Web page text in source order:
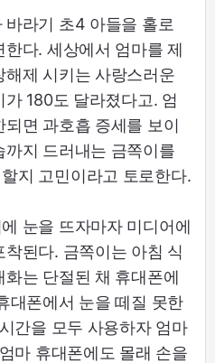
라기 초4 아들을 홀로
다. 세상에서 엄마를 제
제 시키는 사랑스러운
180도 달라졌다고. 엄
면 과호흡 증세를 보이
까지 드러내는 금쪽이를
지 고민이라고 토로한다.
눈을 뜨자마자 미디어에
된다. 금쪽이는 아침 식
는 단절된 채 휴대폰에
대폰에서 눈을 떼질 못한
간을 모두 사용하자 엄마
마 휴대폰에도 몰래 손을